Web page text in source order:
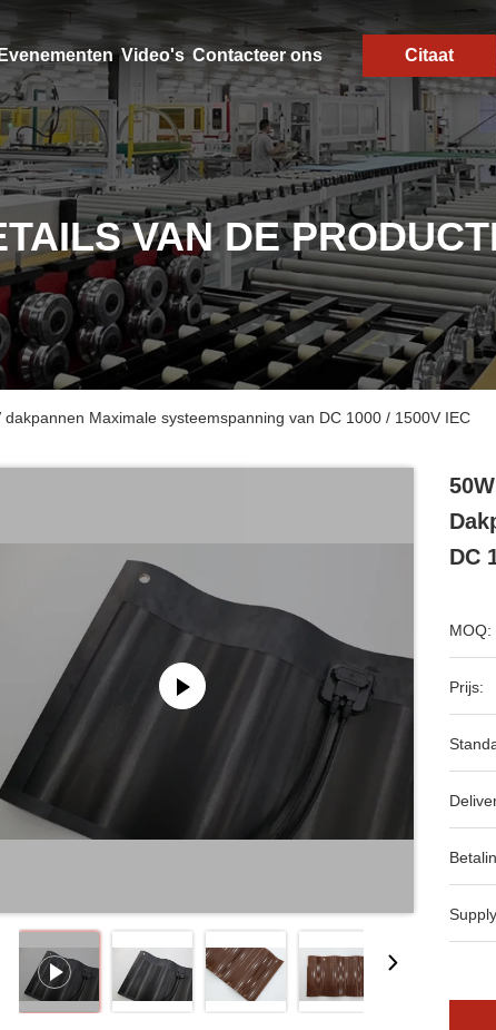
Evenementen Video's Contacteer ons Citaat
VAN DE
Maximale systeemspanning van DC 1000 / 1500V IEC
DC
MOQ:
Prijs: